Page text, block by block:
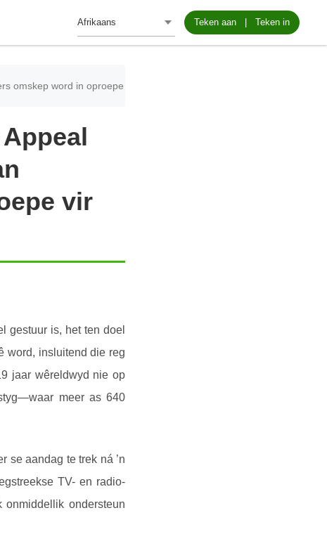
Teken aan Teken in
omskep word in oproepe
vir
gestuur is, het ten doel
word, insluitend die reg
jaar wêreldwyd nie op
meer as 640
se aandag te trek ná ’n
TV- en radio-
ondersteun